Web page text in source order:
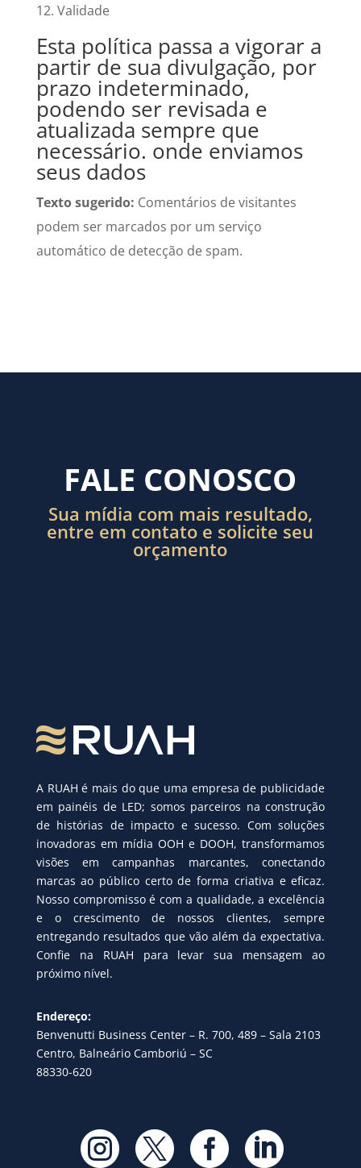
12. Validade
Esta política passa a vigorar a
partir de sua divulgação, por
prazo indeterminado,
podendo ser revisada e
atualizada sempre que
necessário. onde enviamos
seus dados
Texto sugerido: Comentários de visitantes
podem ser marcados por um serviço
automático de detecção de spam.
FALE CONOSCO
Sua mídia com mais resultado,
entre em contato e solicite seu
orçamento
A RUAH é mais do que uma empresa de publicidade
em painéis de LED; somos parceiros na construção
de histórias de impacto e sucesso. Com soluções
inovadoras em mídia OOH e DOOH, transformamos
visões em campanhas marcantes, conectando
marcas ao público certo de forma criativa e eficaz.
Nosso compromisso é com a qualidade, a excelência
e o crescimento de nossos clientes, sempre
entregando resultados que vão além da expectativa.
Confie na RUAH para levar sua mensagem ao
próximo nível.
Endereço:
Benvenutti Business Center – R. 700, 489 – Sala 2103
Centro, Balneário Camboriú – SC
88330-620
   